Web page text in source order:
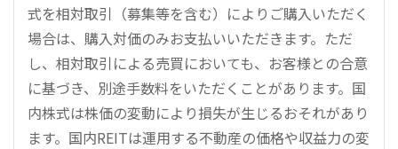
式を相対取引（募集等を含む）によりご購入いただく
場合は、購入対価のみお支払いいただきます。ただ
し、相対取引による売買においても、お客様との合意
に基づき、別途手数料をいただくことがあります。国
内株式は株価の変動により損失が生じるおそれがあり
ます。国内REITは運用する不動産の価格や収益力の変